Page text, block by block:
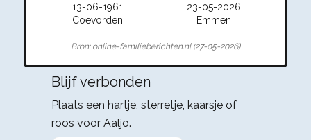
13-06-1961
23-05-2026
Coevorden
Emmen
Bron: online-familieberichten.nl (27-05-2026)
Blijf verbonden
Plaats een hartje, sterretje, kaarsje of
roos voor Aaljo.